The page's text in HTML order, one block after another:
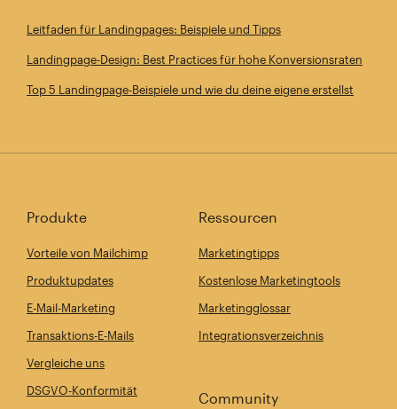
Leitfaden für Landingpages: Beispiele und Tipps
Landingpage-Design: Best Practices für hohe Konversionsraten
Top 5 Landingpage-Beispiele und wie du deine eigene erstellst
Produkte
Vorteile von Mailchimp
Produktupdates
E-Mail-Marketing
Transaktions-E-Mails
Vergleiche uns
DSGVO-Konformität
Ressourcen
Marketingtipps
Kostenlose Marketingtools
Marketingglossar
Integrationsverzeichnis
Community